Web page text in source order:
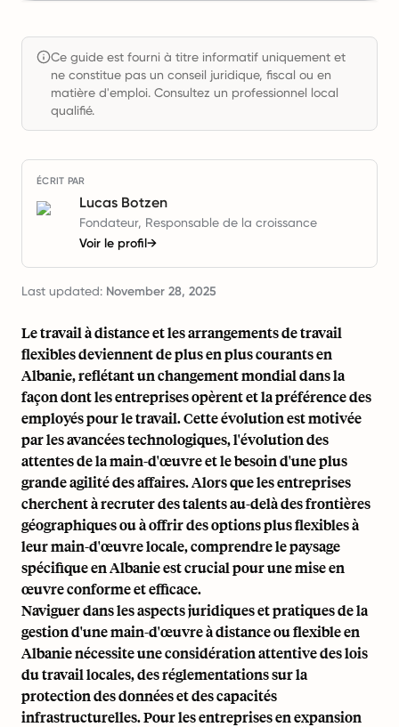
Ce guide est fourni à titre informatif uniquement et
ne constitue pas un conseil juridique, fiscal ou en
matière d'emploi. Consultez un professionnel local
qualifié.
ÉCRIT PAR
Lucas Botzen
Fondateur, Responsable de la croissance
Voir le profil→
Last updated: November 28, 2025
Le travail à distance et les arrangements de travail
flexibles deviennent de plus en plus courants en
Albanie, reflétant un changement mondial dans la
façon dont les entreprises opèrent et la préférence des
employés pour le travail. Cette évolution est motivée
par les avancées technologiques, l'évolution des
attentes de la main-d'œuvre et le besoin d'une plus
grande agilité des affaires. Alors que les entreprises
cherchent à recruter des talents au-delà des frontières
géographiques ou à offrir des options plus flexibles à
leur main-d'œuvre locale, comprendre le paysage
spécifique en Albanie est crucial pour une mise en
œuvre conforme et efficace.
Naviguer dans les aspects juridiques et pratiques de la
gestion d'une main-d'œuvre à distance ou flexible en
Albanie nécessite une considération attentive des lois
du travail locales, des réglementations sur la
protection des données et des capacités
infrastructurelles. Pour les entreprises en expansion